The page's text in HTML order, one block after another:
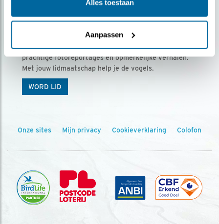
Alles toestaan
Aanpassen
Ontvang 5 x Vogels voor € 36,00 per jaar
Vogels is het tijdschrift voor onze leden, met
prachtige fotoreportages en opmerkelijke verhalen.
Met jouw lidmaatschap help je de vogels.
WORD LID
Onze sites Mijn privacy Cookieverklaring Colofon